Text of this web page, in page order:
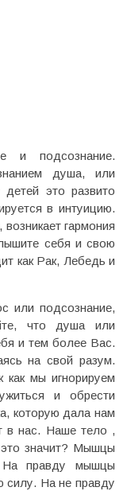
и подсознание.
душа, или
это развито
в интуицию.
гармония
себя и свою
как Рак, Лебедь и
или подсознание,
что душа или
и тем более Вас.
на свой разум.
как мы игнорируем
и обрести
которую дала нам
в нас. Наше тело ,
значит? Мышцы
На правду мышцы
силу. На не правду